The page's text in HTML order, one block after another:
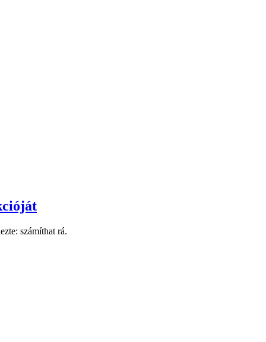
számíthat rá.